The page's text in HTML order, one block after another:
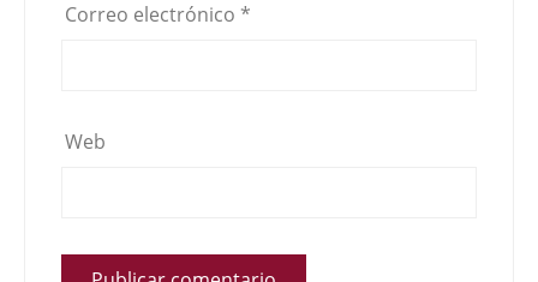
Correo electrónico *
Web